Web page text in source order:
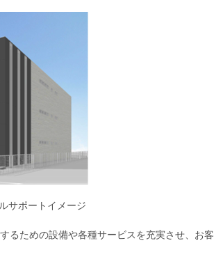
サポートイメージ
るための設備や各種サービスを充実させ、お客